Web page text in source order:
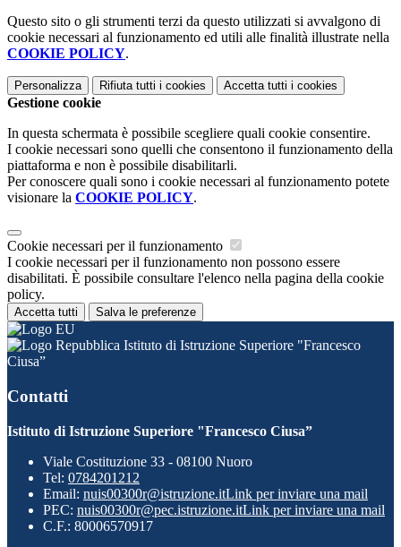
Questo sito o gli strumenti terzi da questo utilizzati si avvalgono di
cookie necessari al funzionamento ed utili alle finalità illustrate nella
COOKIE POLICY.
Personalizza Rifiuta tutti i cookies Accetta tutti i cookies
Gestione cookie
In questa schermata è possibile scegliere quali cookie consentire.
I cookie necessari sono quelli che consentono il funzionamento della
piattaforma e non è possibile disabilitarli.
Per conoscere quali sono i cookie necessari al funzionamento potete
visionare la COOKIE POLICY.
Cookie necessari per il funzionamento
I cookie necessari per il funzionamento non possono essere
disabilitati. È possibile consultare l'elenco nella pagina della cookie
policy.
Accetta tutti Salva le preferenze
Istituto di Istruzione Superiore "Francesco
Ciusa”
Contatti
Istituto di Istruzione Superiore "Francesco Ciusa”
Viale Costituzione 33 - 08100 Nuoro
Tel: 0784201212
Email: nuis00300r@istruzione.itLink per inviare una mail
PEC: nuis00300r@pec.istruzione.itLink per inviare una mail
C.F.: 80006570917